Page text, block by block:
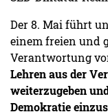
Der 8. Mai führt
einem freien und
Verantwortung
Lehren aus der
weiterzugeben
Demokratie